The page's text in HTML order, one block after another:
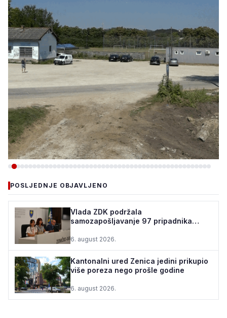
TEŠANJ I USORA OSIGURALI
160.000 POČETNIH ULAGANJA
ZA STADION „TOPOLIK“
5. august 2026.•160 pregleda
POSLJEDNJE OBJAVLJENO
Vlada ZDK podržala
samozapošljavanje 97 pripadnika
podrž...
6. august 2026.
Kantonalni ured Zenica jedini prikupio
više poreza nego prošle godine
6. august 2026.